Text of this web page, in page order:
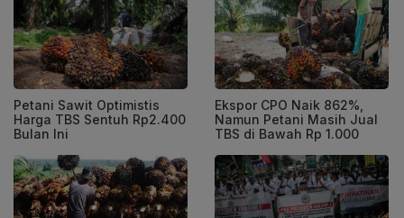
Petani Sawit Optimistis
Harga TBS Sentuh Rp2.400
Bulan Ini
Ekspor CPO Naik 862%,
Namun Petani Masih Jual
TBS di Bawah Rp 1.000